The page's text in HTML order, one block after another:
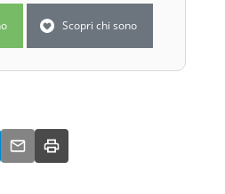
Scopri chi sono